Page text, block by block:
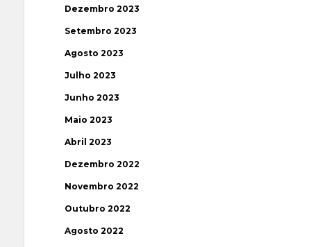
Dezembro 2023
Setembro 2023
Agosto 2023
Julho 2023
Junho 2023
Maio 2023
Abril 2023
Dezembro 2022
Novembro 2022
Outubro 2022
Agosto 2022